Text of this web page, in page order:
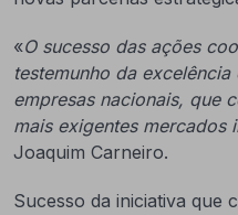
«O sucesso das ações
testemunho da
empresas nacionais, que
mais exigentes mercados
Joaquim Carneiro.
Sucesso da iniciativa que